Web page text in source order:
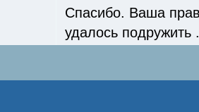
Спасибо. Ваша
удалось подружить